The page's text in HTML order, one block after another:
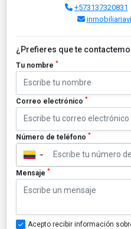
+573137320831
¿Prefieres que te
Tu nombre *
Correo electrónico *
Número de teléfono *
▼
Mensaje *
Acepto recibir información